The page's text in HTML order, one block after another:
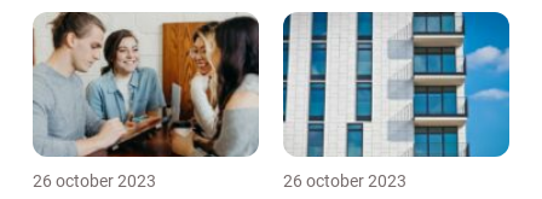
26 october 2023 26 october 2023